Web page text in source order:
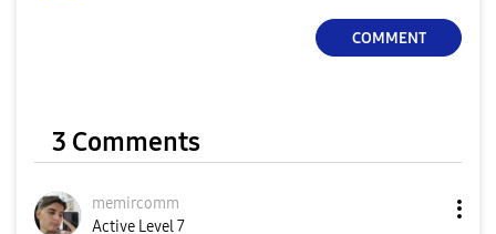
COMMENT
3 Comments
memircomm
Active Level 7